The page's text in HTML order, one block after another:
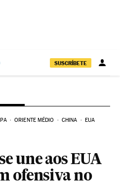
SUSCRÍBETE
ORIENTE MÉDIO CHINA EUA
une aos EUA
ofensiva no